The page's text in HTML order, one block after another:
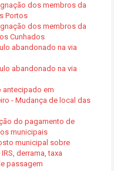
dos membros da
Portos
dos membros da
Cunhados
abandonado na via
abandonado na via
antecipado em
- Mudança de local das
do pagamento de
municipais
municipal sobre
derrama, taxa
passagem